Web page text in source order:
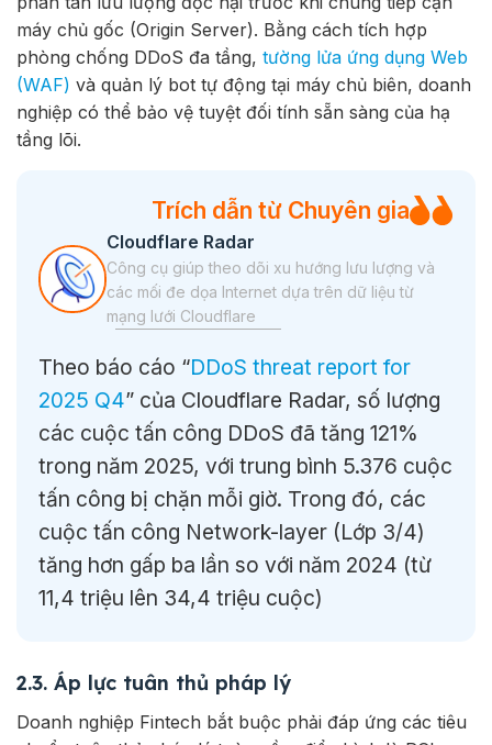
máy chủ gốc (Origin Server). Bằng cách tích hợp
phòng chống DDoS đa tầng, tường lửa ứng dụng Web
(WAF) và quản lý bot tự động tại máy chủ biên, doanh
nghiệp có thể bảo vệ tuyệt đối tính sẵn sàng của hạ
tầng lõi.
Cloudflare Radar
Công cụ giúp theo dõi xu hướng lưu lượng và
các mối đe dọa Internet dựa trên dữ liệu từ
mạng lưới Cloudflare
Trích dẫn từ Chuyên gia
Theo báo cáo “DDoS threat report for
2025 Q4” của Cloudflare Radar, số lượng
các cuộc tấn công DDoS đã tăng 121%
trong năm 2025, với trung bình 5.376 cuộc
tấn công bị chặn mỗi giờ. Trong đó, các
cuộc tấn công Network-layer (Lớp 3/4)
tăng hơn gấp ba lần so với năm 2024 (từ
11,4 triệu lên 34,4 triệu cuộc)
2.3. Áp lực tuân thủ pháp lý
Doanh nghiệp Fintech bắt buộc phải đáp ứng các tiêu